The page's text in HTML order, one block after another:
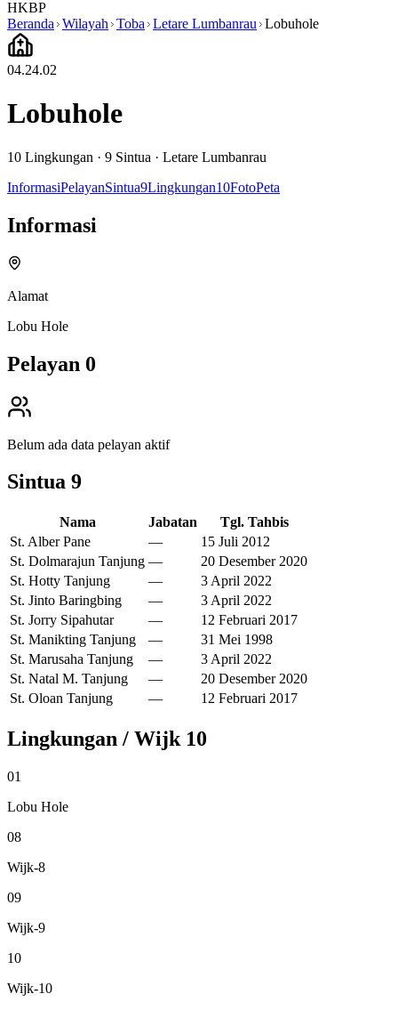
HKBP
Beranda Wilayah Toba Letare Lumbanrau Lobuhole
04.24.02
Lobuhole
10 Lingkungan · 9 Sintua · Letare Lumbanrau
InformasiPelayanSintua9Lingkungan10FotoPeta
Informasi
Alamat
Lobu Hole
Pelayan 0
Belum ada data pelayan aktif
Sintua 9
Nama Jabatan
Tgl. Tahbis
St. Alber Pane
—
15 Juli 2012
St. Dolmarajun Tanjung —
20 Desember 2020
St. Hotty Tanjung
—
3 April 2022
St. Jinto Baringbing
—
3 April 2022
St. Jorry Sipahutar
—
12 Februari 2017
St. Manikting Tanjung
—
31 Mei 1998
St. Marusaha Tanjung
—
3 April 2022
St. Natal M. Tanjung
—
20 Desember 2020
St. Oloan Tanjung
— 12 Februari 2017
Lingkungan / Wijk 10
01
Lobu Hole
08
Wijk-8
09
Wijk-9
10
Wijk-10